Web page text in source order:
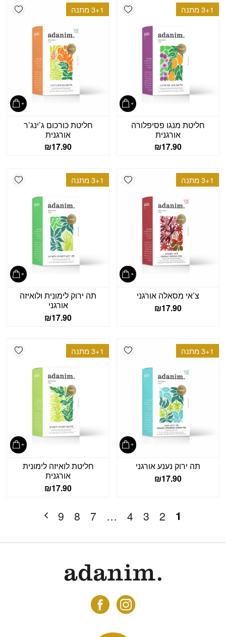
Add wishlist 3+1 מתנה
חליטת מנגו פסיפלורה
אורגנית
₪17.90
3+1 מתנה
חליטת כורכום ג’ינג’ר
אורגנית
₪17.90
Add wishlist 3+1 מתנה
צ’אי מסאלה אורגני
₪17.90
3+1 מתנה
תה ירוק לימונית ולואיזה
אורגני
₪17.90
Add wishlist 3+1 מתנה
תה ירוק נענע אורגני
₪17.90
3+1 מתנה
חליטת לואיזה לימונית
אורגנית
₪17.90
1
2
3
4
…
7
8
9